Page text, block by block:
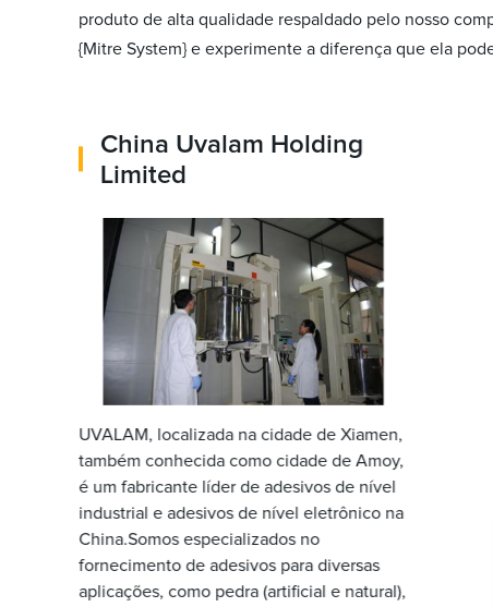
produto de alta qualidade respaldado pelo nosso
{Mitre System} e experimente a diferença que ela
China Uvalam Holding
Limited
UVALAM, localizada na cidade de Xiamen,
também conhecida como cidade de Amoy,
é um fabricante líder de adesivos de nível
industrial e adesivos de nível eletrônico na
China.Somos especializados no
fornecimento de adesivos para diversas
aplicações, como pedra (artificial e natural),